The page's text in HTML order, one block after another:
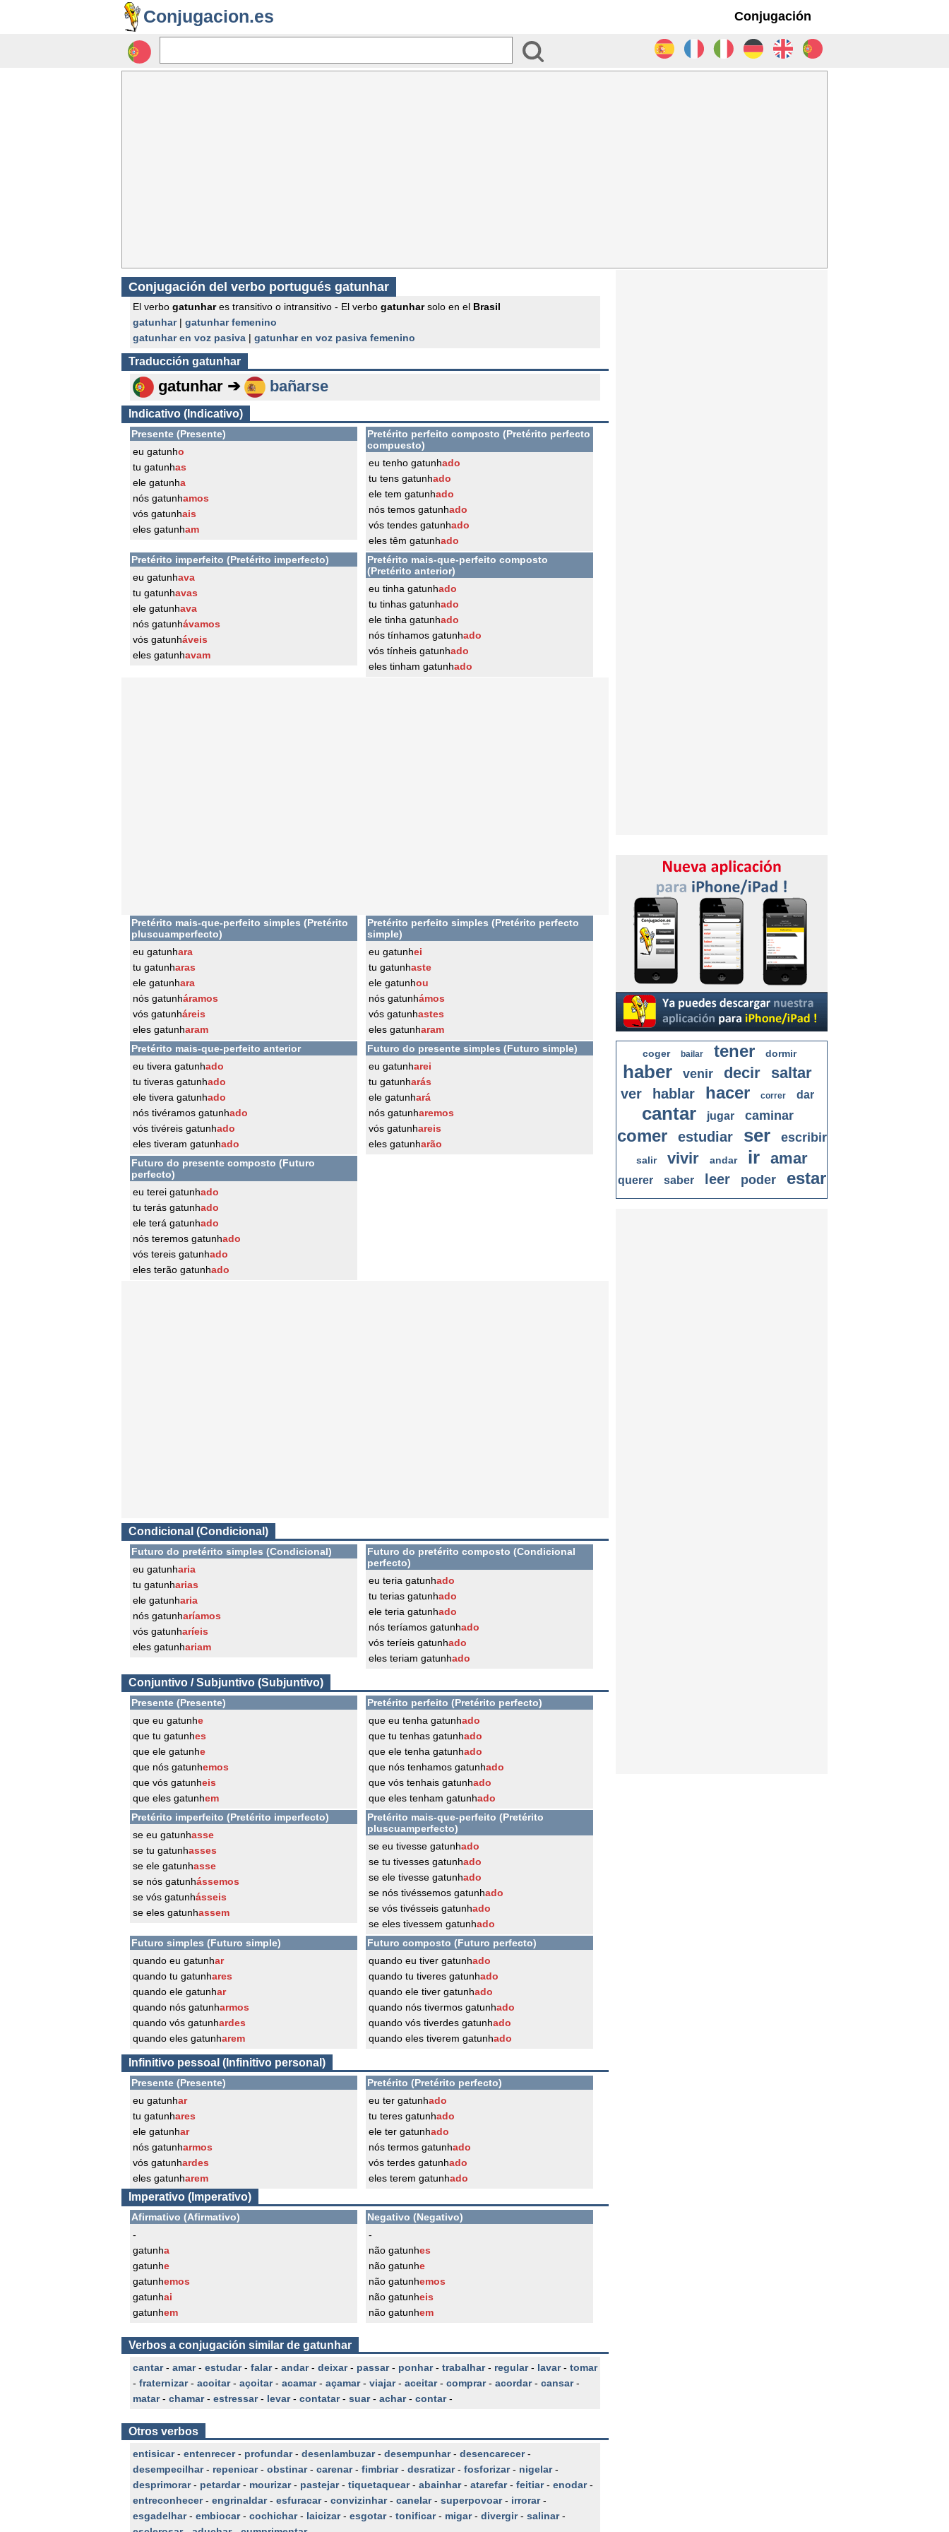
Conjugacion.es Conjugación
Conjugación del verbo portugués gatunhar
El verbo gatunhares transitivo o intransitivo - El verbo gatunharsolo en el Brasil
gatunhar| gatunhar femenino
gatunhar en voz pasiva | gatunhar en voz pasiva femenino
Traducción gatunhar
gatunhar ➔ bañarse
Indicativo (Indicativo)
Presente (Presente)
eu gatunho
tu gatunhas
ele gatunha
nós gatunhamos
vós gatunhais
eles gatunham
Pretérito perfeito composto (Pretérito perfecto
compuesto)
eu tenho gatunhado
tu tens gatunhado
ele tem gatunhado
nós temos gatunhado
vós tendes gatunhado
eles têm gatunhado
Pretérito imperfeito (Pretérito imperfecto)
eu gatunhava
tu gatunhavas
ele gatunhava
nós gatunhávamos
vós gatunháveis
eles gatunhavam
Pretérito mais-que-perfeito composto
(Pretérito anterior)
eu tinha gatunhado
tu tinhas gatunhado
ele tinha gatunhado
nós tínhamos gatunhado
vós tínheis gatunhado
eles tinham gatunhado
Pretérito mais-que-perfeito simples (Pretérito
pluscuamperfecto)
eu gatunhara
tu gatunharas
ele gatunhara
nós gatunháramos
vós gatunháreis
eles gatunharam
Pretérito perfeito simples (Pretérito perfecto
simple)
eu gatunhei
tu gatunhaste
ele gatunhou
nós gatunhámos
vós gatunhastes
eles gatunharam
Pretérito mais-que-perfeito anterior
eu tivera gatunhado
tu tiveras gatunhado
ele tivera gatunhado
nós tivéramos gatunhado
vós tivéreis gatunhado
eles tiveram gatunhado
Futuro do presente simples (Futuro simple)
eu gatunharei
tu gatunharás
ele gatunhará
nós gatunharemos
vós gatunhareis
eles gatunharão
Futuro do presente composto (Futuro
perfecto)
eu terei gatunhado
tu terás gatunhado
ele terá gatunhado
nós teremos gatunhado
vós tereis gatunhado
eles terão gatunhado
Condicional (Condicional)
Futuro do pretérito simples (Condicional)
eu gatunharia
tu gatunharias
ele gatunharia
nós gatunharíamos
vós gatunharíeis
eles gatunhariam
Futuro do pretérito composto (Condicional
perfecto)
eu teria gatunhado
tu terias gatunhado
ele teria gatunhado
nós teríamos gatunhado
vós teríeis gatunhado
eles teriam gatunhado
Conjuntivo / Subjuntivo (Subjuntivo)
Presente (Presente)
que eu gatunhe
que tu gatunhes
que ele gatunhe
que nós gatunhemos
que vós gatunheis
que eles gatunhem
Pretérito perfeito (Pretérito perfecto)
que eu tenha gatunhado
que tu tenhas gatunhado
que ele tenha gatunhado
que nós tenhamos gatunhado
que vós tenhais gatunhado
que eles tenham gatunhado
Pretérito imperfeito (Pretérito imperfecto)
se eu gatunhasse
se tu gatunhasses
se ele gatunhasse
se nós gatunhássemos
se vós gatunhásseis
se eles gatunhassem
Pretérito mais-que-perfeito (Pretérito
pluscuamperfecto)
se eu tivesse gatunhado
se tu tivesses gatunhado
se ele tivesse gatunhado
se nós tivéssemos gatunhado
se vós tivésseis gatunhado
se eles tivessem gatunhado
Futuro simples (Futuro simple)
quando eu gatunhar
quando tu gatunhares
quando ele gatunhar
quando nós gatunharmos
quando vós gatunhardes
quando eles gatunharem
Futuro composto (Futuro perfecto)
quando eu tiver gatunhado
quando tu tiveres gatunhado
quando ele tiver gatunhado
quando nós tivermos gatunhado
quando vós tiverdes gatunhado
quando eles tiverem gatunhado
Infinitivo pessoal (Infinitivo personal)
Presente (Presente)
eu gatunhar
tu gatunhares
ele gatunhar
nós gatunharmos
vós gatunhardes
eles gatunharem
Pretérito (Pretérito perfecto)
eu ter gatunhado
tu teres gatunhado
ele ter gatunhado
nós termos gatunhado
vós terdes gatunhado
eles terem gatunhado
Imperativo (Imperativo)
Afirmativo (Afirmativo)
-
gatunha
gatunhe
gatunhemos
gatunhai
gatunhem
Negativo (Negativo)
-
não gatunhes
não gatunhe
não gatunhemos
não gatunheis
não gatunhem
Verbos a conjugación similar de gatunhar
cantar- amar- estudar- falar- andar- deixar- passar- ponhar- trabalhar- regular- lavar- tomar
- fraternizar- acoitar- açoitar- acamar- açamar- viajar- aceitar- comprar- acordar- cansar-
matar- chamar- estressar- levar- contatar- suar- achar- contar-
Otros verbos
entisicar- entenrecer- profundar- desenlambuzar- desempunhar- desencarecer-
desempecilhar- repenicar- obstinar- carenar- fimbriar- desratizar- fosforizar- nigelar-
desprimorar- petardar- mourizar- pastejar- tiquetaquear- abainhar- atarefar- feitiar- enodar-
entreconhecer- engrinaldar- esfuracar- convizinhar- canelar- superpovoar- irrorar-
esgadelhar- embiocar- cochichar- laicizar- esgotar- tonificar- migar- divergir- salinar-
coger bailar tener dormir
haber venir decir saltar
ver hablar hacer correr dar
cantar jugar caminar
comer estudiar ser escribir
salir vivir andar ir amar
querer saber leer poder estar